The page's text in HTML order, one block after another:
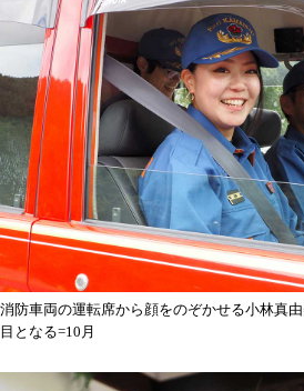
消防車両の運転席から顔をのぞかせる小林真
目となる=10月